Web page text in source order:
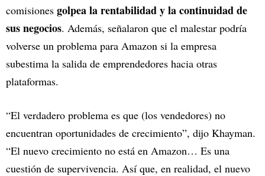
comisiones golpea la rentabilidad y la continuidad de
sus negocios. Además, señalaron que el malestar podría
volverse un problema para Amazon si la empresa
subestima la salida de emprendedores hacia otras
plataformas.
“El verdadero problema es que (los vendedores) no
encuentran oportunidades de crecimiento”, dijo Khayman.
“El nuevo crecimiento no está en Amazon… Es una
cuestión de supervivencia. Así que, en realidad, el nuevo